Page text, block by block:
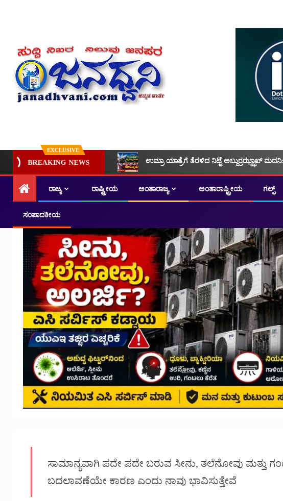
EXCLUSIVE
BREAKING NEWS ಉಮ್ರಾ ಯಾತ್ರೆಗೆ ತೆರಳಿದ ನಿಟ್ಟೆ ಅಬ್ದುರ್ರಝ್ಝಾಖ್
ರಾಜ್ಯ ರಾಷ್ಟ್ರೀಯ ಅಂತಾರಾಜ್ಯ ಅಂತಾರಾಷ್ಟ್ರೀಯ ಗಲ್ಫ್
ಸಂಪಾದಕೀಯ
ಸಾಮಾನ್ಯವಾಗಿ ಪದೇ ಪದೇ ಬರುವ ಸೀನು, ತಲೆನೋವು ಮತ್ತು
ಬದಲಾವಣೆಯೇ ಕಾರಣ ಎಂದು ನಾವು ಭಾವಿಸುತ್ತೇವೆ